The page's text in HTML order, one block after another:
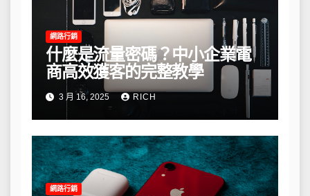
網路行銷
什麼是流量密碼？中小企業電
商高效獲客的完整教學
3 月 16, 2025 RICH
網路行銷